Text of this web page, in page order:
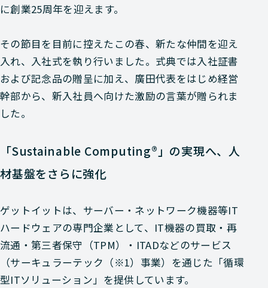
に創業25周年を迎えます。
その節目を目前に控えたこの春、新たな仲間を迎え
入れ、入社式を執り行いました。式典では入社証書
および記念品の贈呈に加え、廣田代表をはじめ経営
幹部から、新入社員へ向けた激励の言葉が贈られま
した。
「Sustainable Computing®」の実現へ、人
材基盤をさらに強化
ゲットイットは、サーバー・ネットワーク機器等IT
ハードウェアの専門企業として、IT機器の買取・再
流通・第三者保守（TPM）・ITADなどのサービス
（サーキュラーテック（※1）事業）を通じた「循環
型ITソリューション」を提供しています。